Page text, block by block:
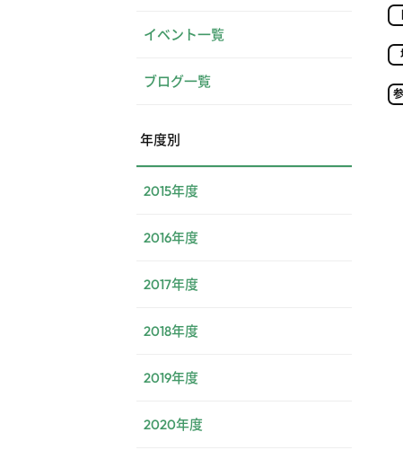
イベント一覧
ブログ一覧
年度別
2015年度
2016年度
2017年度
2018年度
2019年度
2020年度